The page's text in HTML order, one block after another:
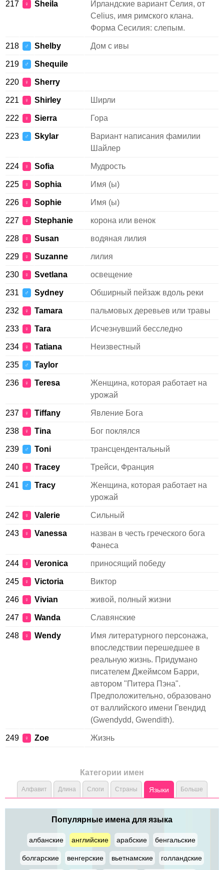
217 ♀ Sheila
Ирландские вариант Селия, от
Celius, имя римского клана.
Форма Сесилия: слепым.
218 ♂ Shelby Дом с ивы
219 ♂ Shequile
220 ♀ Sherry
221 ♀ Shirley Ширли
222 ♀ Sierra Гора
223 ♂ Skylar
Вариант написания фамилии
Шайлер
224 ♀ Sofia Мудрость
225 ♀ Sophia Имя (ы)
226 ♀ Sophie Имя (ы)
227 ♀ Stephanie корона или венок
228 ♀ Susan водяная лилия
229 ♀ Suzanne лилия
230 ♀ Svetlana освещение
231 ♂ Sydney Обширный пейзаж вдоль реки
232 ♀ Tamara пальмовых деревьев или травы
233 ♀ Tara Исчезнувший бесследно
234 ♀ Tatiana Неизвестный
235 ♂ Taylor
236 ♀ Teresa
Женщина, которая работает на
урожай
237 ♀ Tiffany Явление Бога
238 ♀ Tina Бог поклялся
239 ♂ Toni трансцендентальный
240 ♀ Tracey Трейси, Франция
241 ♂ Tracy
Женщина, которая работает на
урожай
242 ♀ Valerie Сильный
243 ♀ Vanessa
назван в честь греческого бога
Фанеса
244 ♀ Veronica приносящий победу
245 ♀ Victoria Виктор
246 ♀ Vivian живой, полный жизни
247 ♀ Wanda Славянские
248 ♀ Wendy
Имя литературного персонажа,
впоследствии перешедшее в
реальную жизнь. Придумано
писателем Джеймсом Барри,
автором "Питера Пэна".
Предположительно, образовано
от валлийского имени Гвендид
(Gwendydd, Gwendith).
249 ♀ Zoe Жизнь
Категории имен
Алфавит Длина Слоги Страны Языки Больше
Популярные имена для языка
албанские английские арабские бенгальские
болгарские венгерские вьетнамские голландские